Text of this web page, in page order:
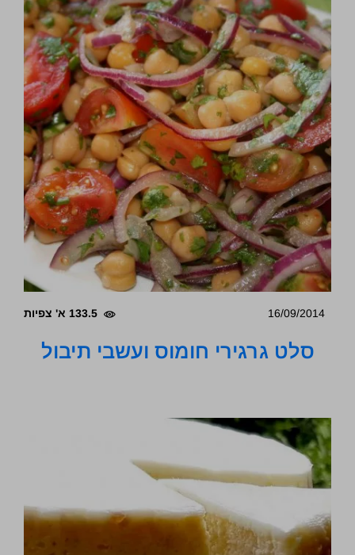
16/09/2014 133.5 א' צפיות
סלט גרגירי חומוס ועשבי תיבול